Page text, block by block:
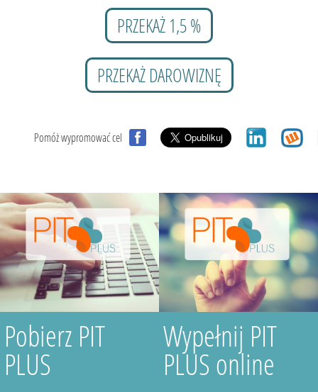
PRZEKAŻ 1,5 %
PRZEKAŻ DAROWIZNĘ
Pomóż wypromować cel
Pobierz PIT
PLUS
Wypełnij PIT
PLUS online